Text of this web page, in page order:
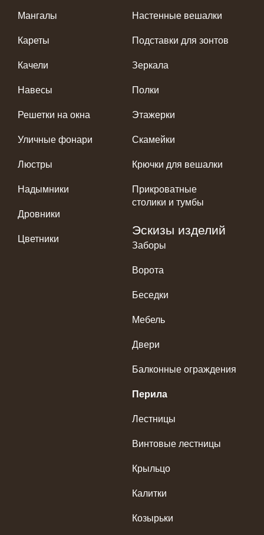
Мангалы
Кареты
Качели
Навесы
Решетки на окна
Уличные фонари
Люстры
Надымники
Дровники
Цветники
Настенные вешалки
Подставки для зонтов
Зеркала
Полки
Этажерки
Скамейки
Крючки для вешалки
Прикроватные
столики и тумбы
Эскизы изделий
Заборы
Ворота
Беседки
Мебель
Двери
Балконные ограждения
Перила
Лестницы
Винтовые лестницы
Крыльцо
Калитки
Козырьки